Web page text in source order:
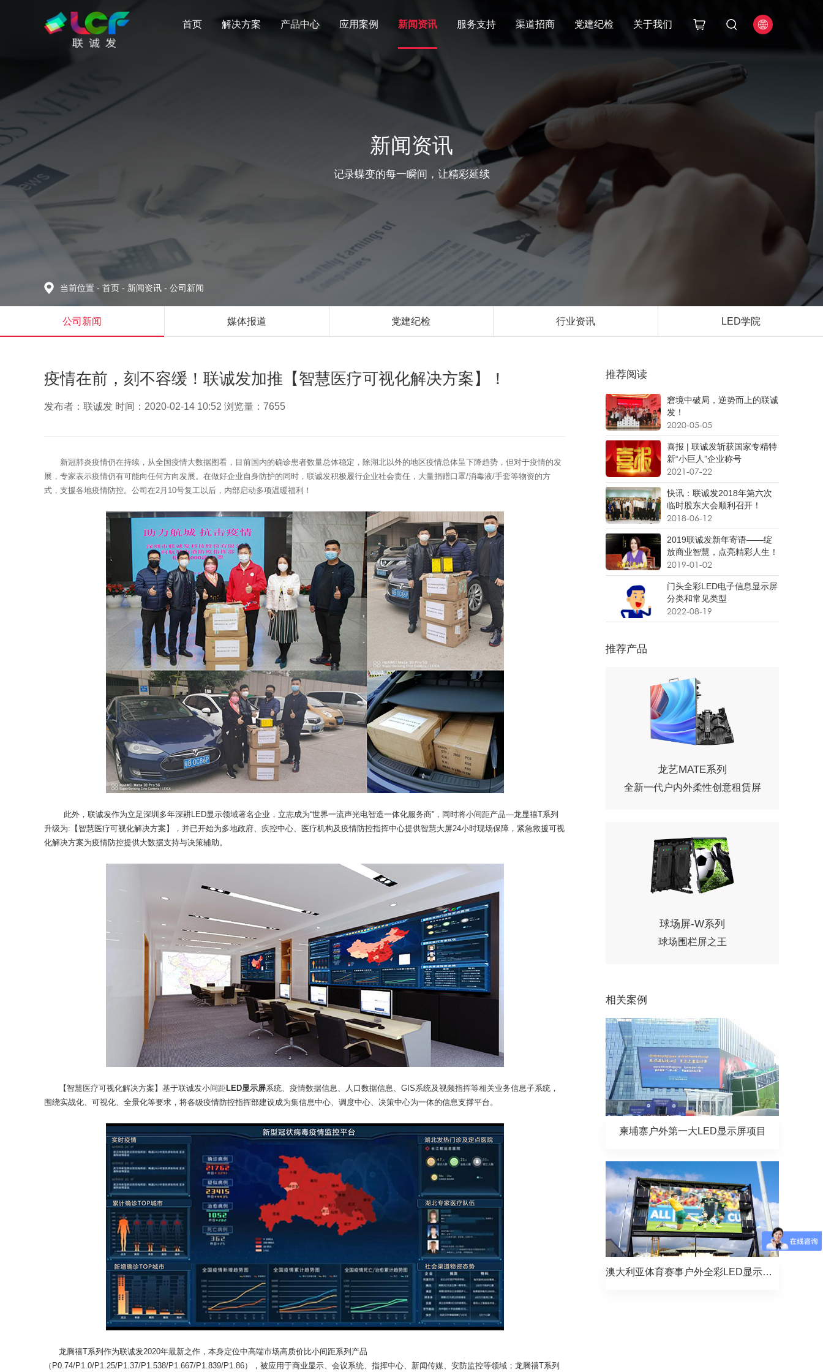
首页 解决方案 产品中心 应用案例 新闻资讯 服务支持 渠道招商 党建纪检 关于我们
新闻资讯
记录蝶变的每一瞬间，让精彩延续
当前位置 - 首页 - 新闻资讯 - 公司新闻
公司新闻 媒体报道 党建纪检 行业资讯 LED学院
疫情在前，刻不容缓！联诚发加推【智慧医疗可视化解决方案】！
发布者：联诚发 时间：2020-02-14 10:52 浏览量：7655
新冠肺炎疫情仍在持续，从全国疫情大数据图看，目前国内的确诊患者数量总体稳定，除湖北以外的地区疫情总体呈下降趋势，但对于疫情的发
展，专家表示疫情仍有可能向任何方向发展。在做好企业自身防护的同时，联诚发积极履行企业社会责任，大量捐赠口罩/消毒液/手套等物资的方
式，支援各地疫情防控。公司在2月10号复工以后，内部启动多项温暖福利！
此外，联诚发作为立足深圳多年深耕LED显示领域著名企业，立志成为“世界一流声光电智造一体化服务商”，同时将小间距产品—龙显禧T系列
升级为:【智慧医疗可视化解决方案】，并已开始为多地政府、疾控中心、医疗机构及疫情防控指挥中心提供智慧大屏24小时现场保障，紧急救援可视
化解决方案为疫情防控提供大数据支持与决策辅助。
【智慧医疗可视化解决方案】基于联诚发小间距LED显示屏系统、疫情数据信息、人口数据信息、GIS系统及视频指挥等相关业务信息子系统，
围绕实战化、可视化、全景化等要求，将各级疫情防控指挥部建设成为集信息中心、调度中心、决策中心为一体的信息支撑平台。
龙腾禧T系列作为联诚发2020年最新之作，本身定位中高端市场高质价比小间距系列产品
（P0.74/P1.0/P1.25/P1.37/P1.538/P1.667/P1.839/P1.86），被应用于商业显示、会议系统、指挥中心、新闻传媒、安防监控等领域；龙腾禧T系列
推荐阅读
窘境中破局，逆势而上的联诚
发！
2020-05-05
喜报 | 联诚发斩获国家专精特
新“小巨人”企业称号
2021-07-22
快讯：联诚发2018年第六次
临时股东大会顺利召开！
2018-06-12
2019联诚发新年寄语——绽
放商业智慧，点亮精彩人生！
2019-01-02
门头全彩LED电子信息显示屏
分类和常见类型
2022-08-19
推荐产品
龙艺MATE系列
全新一代户内外柔性创意租赁屏
球场屏-W系列
球场围栏屏之王
相关案例
柬埔寨户外第一大LED显示屏项目
澳大利亚体育赛事户外全彩LED显示屏项目